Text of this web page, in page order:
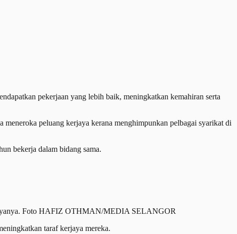
pekerjaan yang lebih baik, meningkatkan kemahiran serta
peluang kerjaya kerana menghimpunkan pelbagai syarikat di
bekerja dalam bidang sama.
Foto HAFIZ OTHMAN/MEDIA SELANGOR
taraf kerjaya mereka.